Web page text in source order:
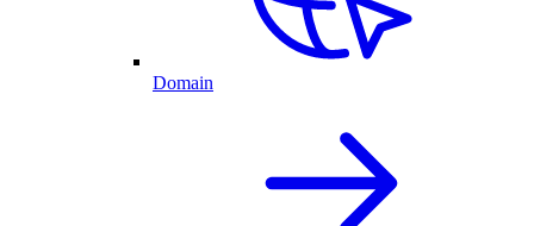
Domain